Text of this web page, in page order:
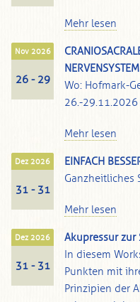
Mehr lesen
Nov 2026
26 - 29
Wo: Hofmark-
26.-29.11.2026
Mehr lesen
Dez 2026
31 - 31
EINFACH
Ganzheitliches
Mehr lesen
Dez 2026
31 - 31
Akupressur zur
In diesem
Punkten mit
Prinzipien der